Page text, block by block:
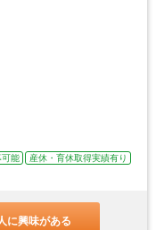
可能
産休・育休取得実績有り
に興味がある